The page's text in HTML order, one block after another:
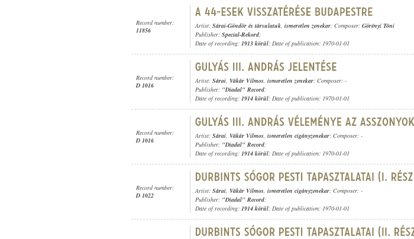
Record number:
11856
Artist: Sárai-Göndör és társulatuk, ismeretlen zenekar; Composer: Görényi Tóni
Publisher: Special-Rekord;
Date of recording: 1913 körül; Date of publication: 1970-01-01
Record number:
D 1016
Artist: Sárai, Vákár Vilmos, ismeretlen zenekar; Composer: -
Publisher: "Diadal" Record;
Date of recording: 1914 körül; Date of publication: 1970-01-01
Record number:
D 1016
Artist: Sárai, Vákár Vilmos, ismeretlen cigányzenekar; Composer: -
Publisher: "Diadal" Record;
Date of recording: 1914 körül; Date of publication: 1970-01-01
Record number:
D 1022
Artist: Sárai, Vákár Vilmos, ismeretlen cigányzenekar; Composer: -
Publisher: "Diadal" Record;
Date of recording: 1914 körül; Date of publication: 1970-01-01